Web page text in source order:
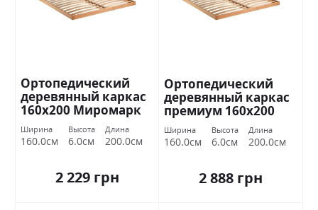
Ортопедический
деревянный каркас
160х200 Миромарк
Ширина
160.0см
Высота
6.0см
Длина
200.0см
2 229 грн
Ортопедический
деревянный каркас
премиум 160х200
Миромарк
Ширина
160.0см
Высота
6.0см
Длина
200.0см
2 888 грн